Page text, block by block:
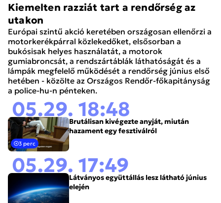
Kiemelten razziát tart a rendőrség az
utakon
Európai szintű akció keretében országosan ellenőrzi a
motorkerékpárral közlekedőket, elsősorban a
bukósisak helyes használatát, a motorok
gumiabroncsát, a rendszártáblák láthatóságát és a
lámpák megfelelő működését a rendőrség június első
hetében - közölte az Országos Rendőr-főkapitányság
a police-hu-n pénteken.
05.29. 18:48
3 perc
Brutálisan kivégezte anyját, miután
hazament egy fesztiválról
05.29. 17:49Látványos együttállás lesz látható június
elején